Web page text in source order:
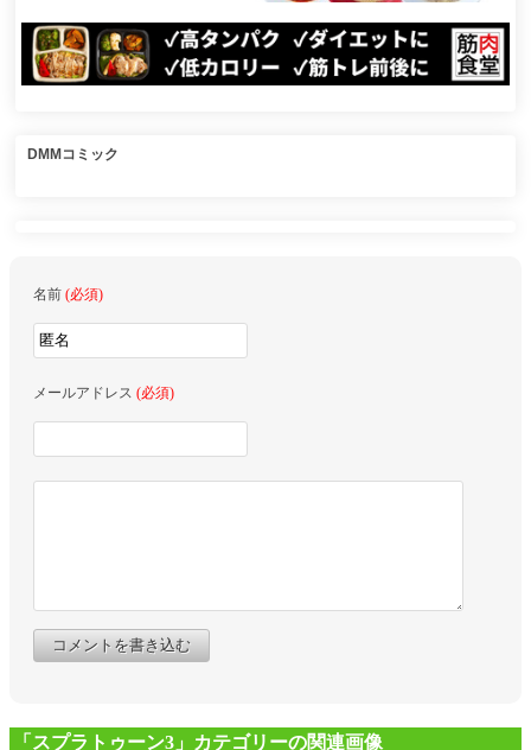
DMMコミック
名前 (必須)
メールアドレス (必須)
コメントを書き込む
「スプラトゥーン3」カテゴリーの関連画像